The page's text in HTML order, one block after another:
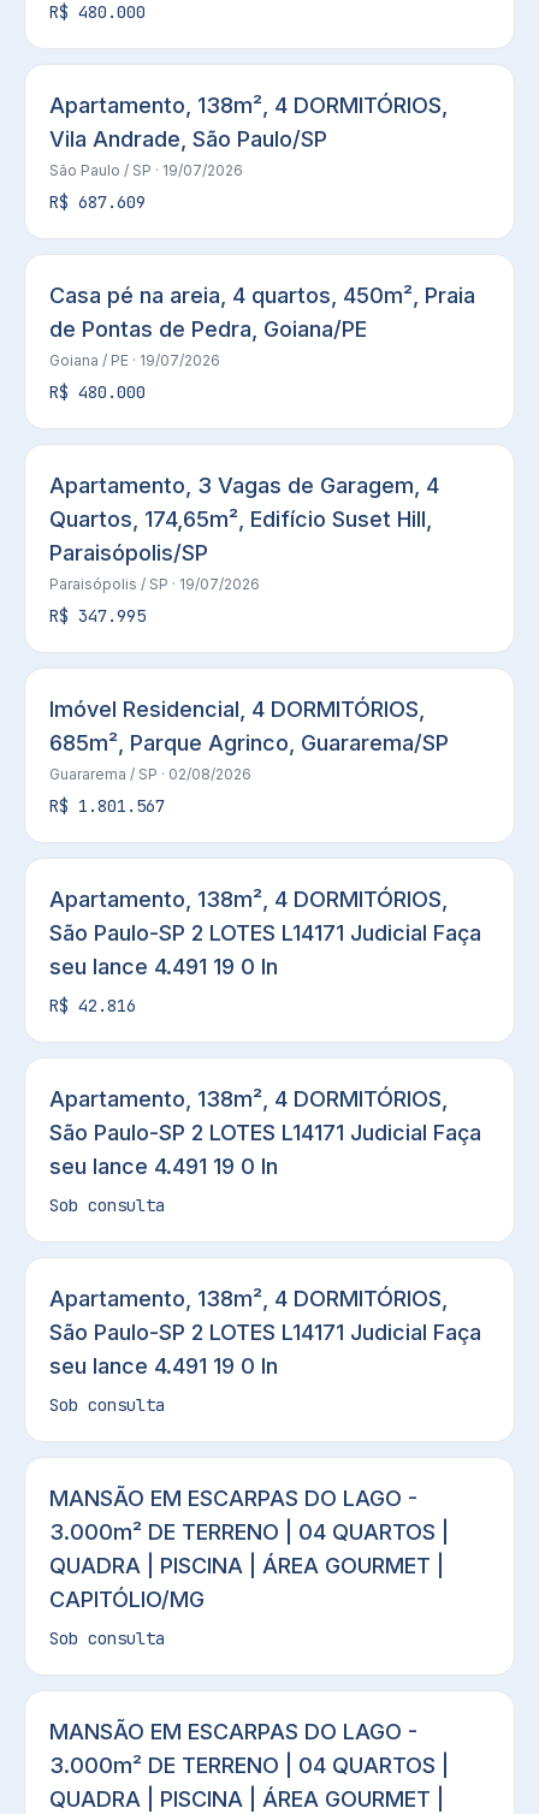
R$ 480.000
Apartamento, 138m², 4 DORMITÓRIOS,
Vila Andrade, São Paulo/SP
São Paulo / SP · 19/07/2026
R$ 687.609
Casa pé na areia, 4 quartos, 450m², Praia
de Pontas de Pedra, Goiana/PE
Goiana / PE · 19/07/2026
R$ 480.000
Apartamento, 3 Vagas de Garagem, 4
Quartos, 174,65m², Edifício Suset Hill,
Paraisópolis/SP
Paraisópolis / SP · 19/07/2026
R$ 347.995
Imóvel Residencial, 4 DORMITÓRIOS,
685m², Parque Agrinco, Guararema/SP
Guararema / SP · 02/08/2026
R$ 1.801.567
Apartamento, 138m², 4 DORMITÓRIOS,
São Paulo-SP 2 LOTES L14171 Judicial Faça
seu lance 4.491 19 0 In
R$ 42.816
Apartamento, 138m², 4 DORMITÓRIOS,
São Paulo-SP 2 LOTES L14171 Judicial Faça
seu lance 4.491 19 0 In
Sob consulta
Apartamento, 138m², 4 DORMITÓRIOS,
São Paulo-SP 2 LOTES L14171 Judicial Faça
seu lance 4.491 19 0 In
Sob consulta
MANSÃO EM ESCARPAS DO LAGO -
3.000m² DE TERRENO | 04 QUARTOS |
QUADRA | PISCINA | ÁREA GOURMET |
CAPITÓLIO/MG
Sob consulta
MANSÃO EM ESCARPAS DO LAGO -
3.000m² DE TERRENO | 04 QUARTOS |
QUADRA | PISCINA | ÁREA GOURMET |